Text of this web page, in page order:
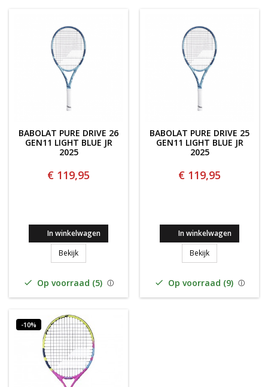
BABOLAT PURE DRIVE 26
GEN11 LIGHT BLUE JR
2025
€ 119,95
In winkelwagen
BekijkBABOLAT PURE DRIVE 26 GEN11 LIGHT BLUE JR 2025
 Op voorraad (5)
BABOLAT PURE DRIVE 25
GEN11 LIGHT BLUE JR
2025
€ 119,95
In winkelwagen
BekijkBABOLAT PURE
 Op voorraad (9)
-10%